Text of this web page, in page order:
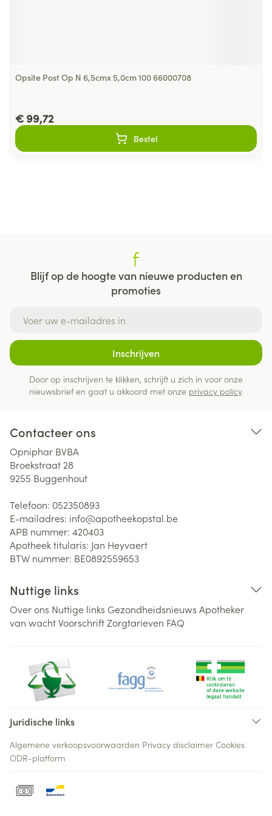
Opsite Post Op N 6,5cmx 5,0cm 100 66000708
€ 99,72
Bestel
Blijf op de hoogte van nieuwe producten en
promoties
Inschrijven
Door op inschrijven te klikken, schrijft u zich in voor onze
nieuwsbrief en gaat u akkoord met onze privacy policy.
Contacteer ons
Opniphar BVBA
Broekstraat 28
9255 Buggenhout
Telefoon: 052350893
E-mailadres: info@apotheekopstal.be
APB nummer: 420403
Apotheek titularis: Jan Heyvaert
BTW nummer: BE0892559653
Nuttige links
Over ons Nuttige links Gezondheidsnieuws Apotheker
van wachtVoorschriftZorgtarieven FAQ
Juridische links
Algemene verkoopsvoorwaarden Privacy disclaimer Cookies
ODR-platform